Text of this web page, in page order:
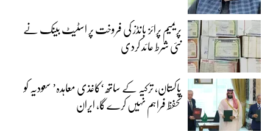
پریمیم پرائز بانڈز کی فروخت پر اسٹیٹ بینک نے
نئی شرط عائد کردی
پاکستان، ترکیہ کے ساتھ ‘کاغذی معاہدہ’ سعودیہ کو
تحفظ فراہم نہیں کرے گا، ایران